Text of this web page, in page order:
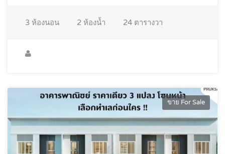
3 ห้องนอน 2 ห้องน้ำ 24 ตารางวา
ขาย For Sale